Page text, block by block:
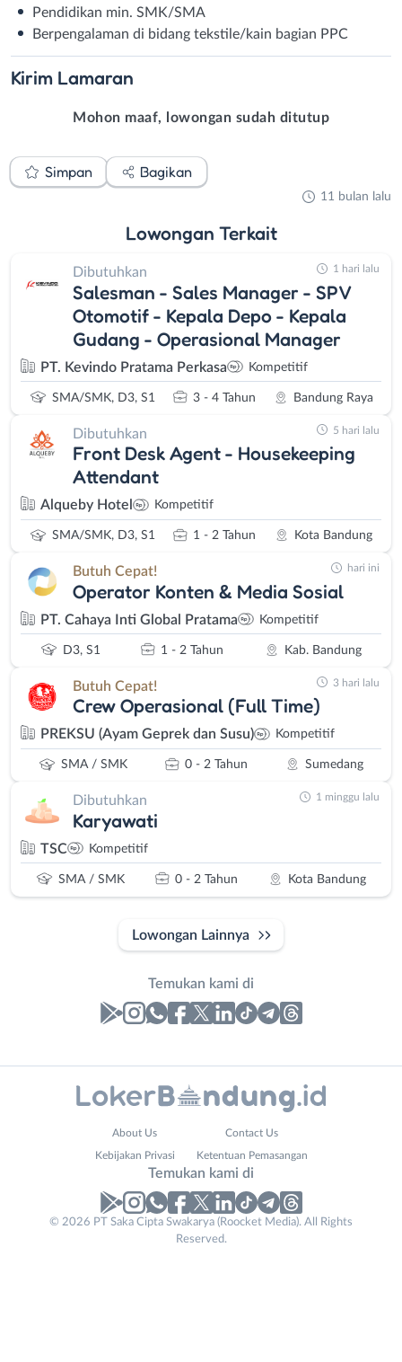
Pendidikan min. SMK/SMA
Berpengalaman di bidang tekstile/kain bagian PPC
Kirim Lamaran
Mohon maaf, lowongan sudah ditutup
Simpan Bagikan
11 bulan lalu
Lowongan Terkait
Dibutuhkan
Salesman - Sales Manager - SPV
Otomotif - Kepala Depo - Kepala
Gudang - Operasional Manager
PT. Kevindo Pratama Perkasa Kompetitif
SMA/SMK, D3, S1 3 - 4 Tahun Bandung Raya
1 hari lalu
Dibutuhkan
Front Desk Agent - Housekeeping
Attendant
Alqueby Hotel Kompetitif
SMA/SMK, D3, S1 1 - 2 Tahun Kota Bandung
5 hari lalu
Butuh Cepat!
Operator Konten & Media Sosial
PT. Cahaya Inti Global Pratama Kompetitif
D3, S1 1 - 2 Tahun Kab. Bandung
hari ini
Butuh Cepat!
Crew Operasional (Full Time)
PREKSU (Ayam Geprek dan Susu) Kompetitif
SMA / SMK 0 - 2 Tahun Sumedang
3 hari lalu
Dibutuhkan
Karyawati
TSC Kompetitif
SMA / SMK 0 - 2 Tahun Kota Bandung
1 minggu lalu
Lowongan Lainnya
Temukan kami di
Lowongan
No. Telp /
About Us Contact Us
Kebijakan Privasi Ketentuan Pemasangan
Temukan kami di
© 2026 PT Saka Cipta Swakarya (Roocket Media). All Rights
Reserved.